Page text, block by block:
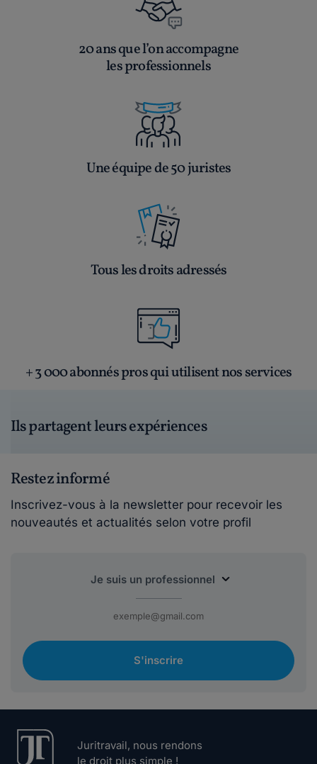
20 ans que l’on accompagne
les professionnels
Une équipe de 50 juristes
Tous les droits adressés
+ 3 000 abonnés pros qui utilisent nos services
Ils partagent leurs expériences
Restez informé
Inscrivez-vous à la newsletter pour recevoir les
nouveautés et actualités selon votre profil
S'inscrire
Juritravail, nous rendons
le droit plus simple !